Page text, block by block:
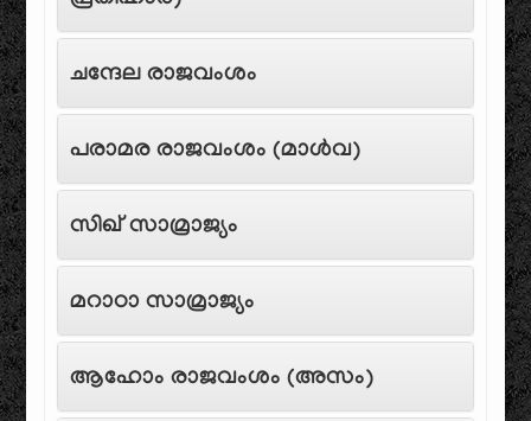
ചന്ദേല രാജവംശം
പരാമര രാജവംശം (മാൾവ)
സിഖ് സാമ്രാജ്യം
മറാഠാ സാമ്രാജ്യം
ആഹോം രാജവംശം (അസം)